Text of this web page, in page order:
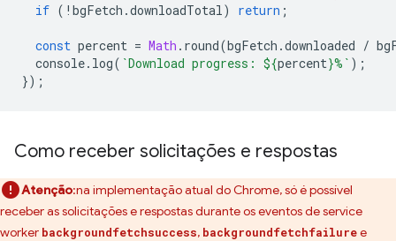
if ( ! bgFetch .downloadTotal) return ;
const percent = Math . round(bgFetch .downloaded /
console. log( `Download progress: ${percent}%` );
});
Como receber solicitações e respostas
Atenção:na implementação atual do Chrome, só é possível
receber as solicitações e respostas durante os eventos de service
worker backgroundfetchsuccess, backgroundfetchfailuree